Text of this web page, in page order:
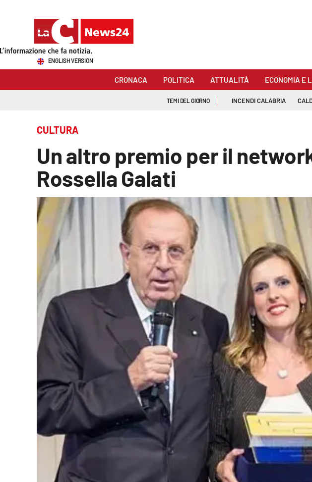
Sezioni
Economia e lavoro
Italia Mondo
Economia e Lavoro
ENGLISH VERSION
CRONACA POLITICA ATTUALITÀ ECONOMIA E
TEMI DEL GIORNO INCENDI CALABRIA
CULTURA
Un altro premio per il
Rossella Galati